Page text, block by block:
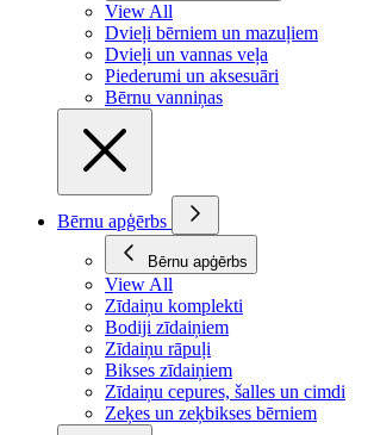
View All
Dvieļi bērniem un mazuļiem
Dvieļi un vannas veļa
Piederumi un aksesuāri
Bērnu vanniņas
Bērnu apģērbs
Bērnu apģērbs
View All
Zīdaiņu komplekti
Bodiji zīdaiņiem
Zīdaiņu rāpuļi
Bikses zīdaiņiem
Zīdaiņu cepures, šalles un cimdi
Zeķes un zeķbikses bērniem